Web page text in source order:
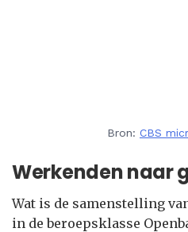
Bron: CBS
Werkenden naar
Wat is de samenstelling
in de beroepsklasse